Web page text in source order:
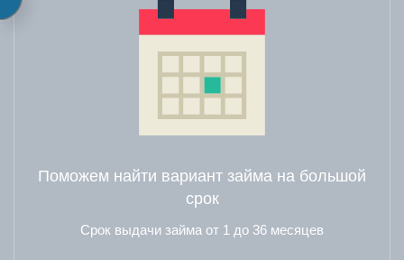
Поможем найти вариант займа на большой
срок
Срок выдачи займа от 1 до 36 месяцев